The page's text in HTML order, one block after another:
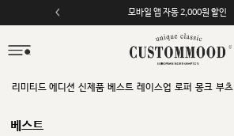
모바일 앱 자동 2,000원 할인
리미티드 에디션 신제품 베스트 레이스업 로퍼 몽크 부츠
베스트